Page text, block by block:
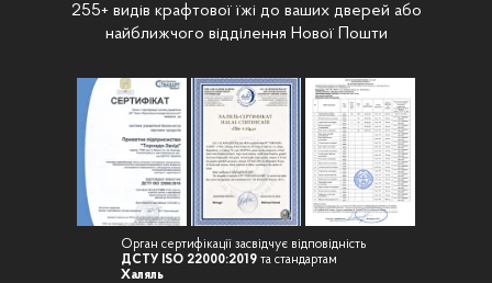
255+ видів крафтової їжі до ваших дверей або
найближчого відділення Нової Пошти
Орган сертифікації засвідчує відповідність
ДСТУ ISO 22000:2019 та стандартам
Халяль